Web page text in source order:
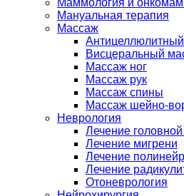
Маммология и
Мануальная терапия
Массаж
Висцеральный
Массаж ног
Массаж рук
Массаж спины
Массаж шейно-
Неврология
Лечение
Лечение мигрени
Лечение
Лечение
Отоневрология